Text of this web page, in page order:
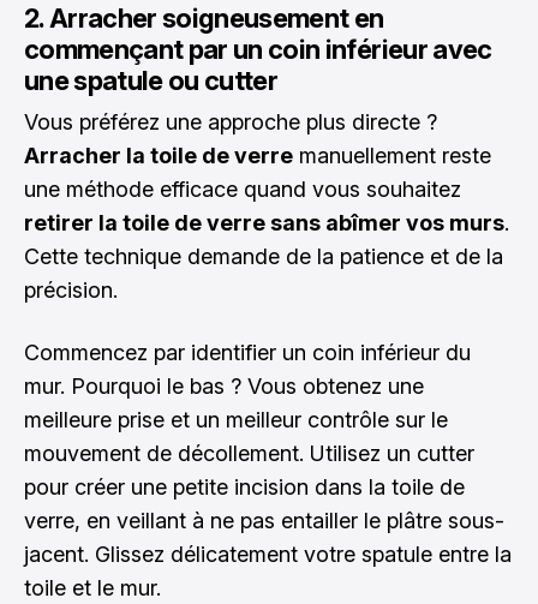
2. Arracher soigneusement en
commençant par un coin inférieur avec
une spatule ou cutter
Vous préférez une approche plus directe ?
Arracher la toile de verre manuellement reste
une méthode efficace quand vous souhaitez
retirer la toile de verre sans abîmer vos murs.
Cette technique demande de la patience et de la
précision.
Commencez par identifier un coin inférieur du
mur. Pourquoi le bas ? Vous obtenez une
meilleure prise et un meilleur contrôle sur le
mouvement de décollement. Utilisez un cutter
pour créer une petite incision dans la toile de
verre, en veillant à ne pas entailler le plâtre sous-
jacent. Glissez délicatement votre spatule entre la
toile et le mur.